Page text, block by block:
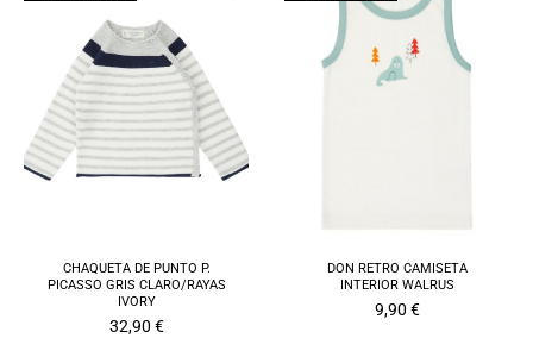
CHAQUETA DE PUNTO P.
PICASSO GRIS CLARO/RAYAS
IVORY
32,90 €
DON RETRO CAMISETA
INTERIOR WALRUS
9,90 €